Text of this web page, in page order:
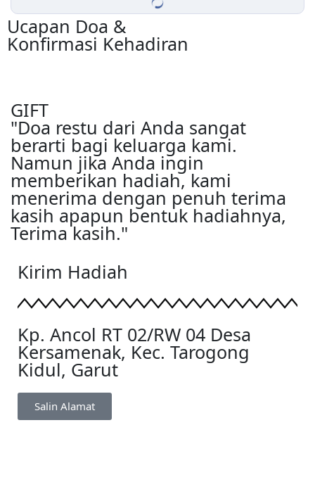
Ucapan Doa &
Konfirmasi Kehadiran
GIFT
"Doa restu dari Anda sangat
berarti bagi keluarga kami.
Namun jika Anda ingin
memberikan hadiah, kami
menerima dengan penuh terima
kasih apapun bentuk hadiahnya,
Terima kasih."
Kirim Hadiah
Kp. Ancol RT 02/RW 04 Desa
Kersamenak, Kec. Tarogong
Kidul, Garut
Salin Alamat